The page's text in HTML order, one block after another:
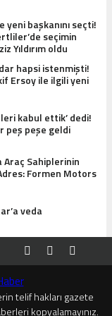
yeni başkanını seçti!
seçimin
Yıldırım oldu
hapsi istenmişti!
Ersoy ile ilgili yeni
kabul ettik’ dedi!
peş peşe geldi
Araç Sahiplerinin
Formen Motors
veda
telif hakları gazete
kopyalamayınız.